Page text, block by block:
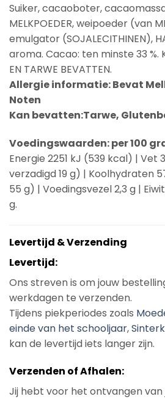
Suiker, cacaoboter,
MELKPOEDER, weipoeder (van
emulgator (SOJALECITHINEN),
aroma. Cacao: ten minste 33 %.
EN TARWE BEVATTEN.
Allergie informatie:Bevat
Noten
Kan bevatten:Tarwe,
Voedingswaarden: per 100
Energie 2251 kJ (539 kcal) | Vet
verzadigd 19 g) | Koolhydraten
55 g) | Voedingsvezel 2,3 g |
g.
Levertijd & Verzending
Levertijd:
Ons streven is om jouw
werkdagen te verzenden.
Tijdens piekperiodes zoals
einde van het schooljaar,
kan de levertijd iets langer zijn.
Verzenden of Afhalen:
Jij hebt voor het ontvangen